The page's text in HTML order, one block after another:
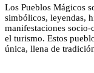
Los Pueblos Mágicos
simbólicos, leyendas,
manifestaciones
el turismo. Estos
única, llena de